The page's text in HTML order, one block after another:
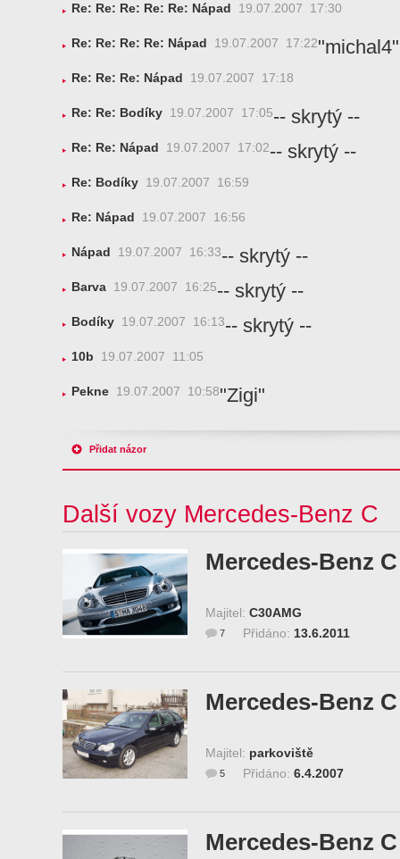
Re: Re: Re: Re: Re: Nápad 19.07.2007 17:30
Re: Re: Re: Re: Nápad 19.07.2007 17:22"michal4"
Re: Re: Re: Nápad 19.07.2007 17:18
Re: Re: Bodíky 19.07.2007 17:05-- skrytý --
Re: Re: Nápad 19.07.2007 17:02-- skrytý --
Re: Bodíky 19.07.2007 16:59
Re: Nápad 19.07.2007 16:56
Nápad 19.07.2007 16:33-- skrytý --
Barva 19.07.2007 16:25-- skrytý --
Bodíky 19.07.2007 16:13-- skrytý --
10b 19.07.2007 11:05
Pekne 19.07.2007 10:58"Zigi"
Přidat názor
Další vozy Mercedes-Benz C
Mercedes-Benz
Majitel: C30AMG
Přidáno: 13.6.2011
7
Mercedes-Benz
Majitel: parkoviště
Přidáno: 6.4.2007
5
Mercedes-Benz